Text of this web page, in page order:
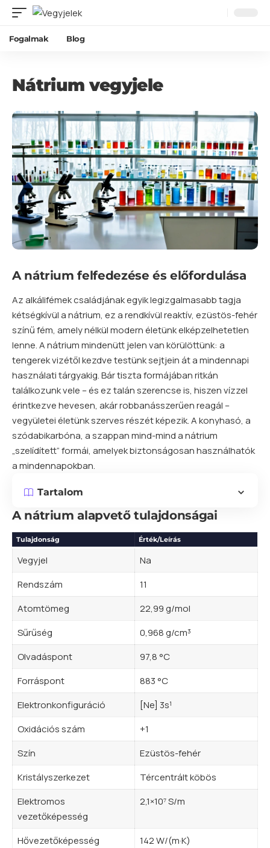
Fogalmak Blog
Nátrium vegyjele
A nátrium felfedezése és előfordulása
Az alkálifémek családjának egyik legizgalmasabb tagja
kétségkívül a nátrium, ez a rendkívül reaktív, ezüstös-fehér
színű fém, amely nélkül modern életünk elképzelhetetlen
lenne. A nátrium mindenütt jelen van körülöttünk: a
tengerek vizétől kezdve testünk sejtjein át a mindennapi
használati tárgyakig. Bár tiszta formájában ritkán
találkozunk vele – és ez talán szerencse is, hiszen vízzel
érintkezve hevesen, akár robbanásszerűen reagál –
vegyületei életünk szerves részét képezik. A konyhasó, a
szódabikarbóna, a szappan mind-mind a nátrium
„szelídített” formái, amelyek biztonságosan használhatók
a mindennapokban.
Tartalom
A nátrium alapvető tulajdonságai
Tulajdonság Érték/Leírás
Vegyjel
Na
Rendszám
11
Atomtömeg
22,99 g/mol
Sűrűség
0,968 g/cm³
Olvadáspont
97,8 °C
Forráspont
883 °C
Elektronkonfiguráció
[Ne] 3s¹
Oxidációs szám
+1
Szín
Ezüstös-fehér
Kristályszerkezet
Tércentrált köbös
Elektromos
vezetőképesség
2,1×10⁷ S/m
Hővezetőképesség 142 W/(m·K)